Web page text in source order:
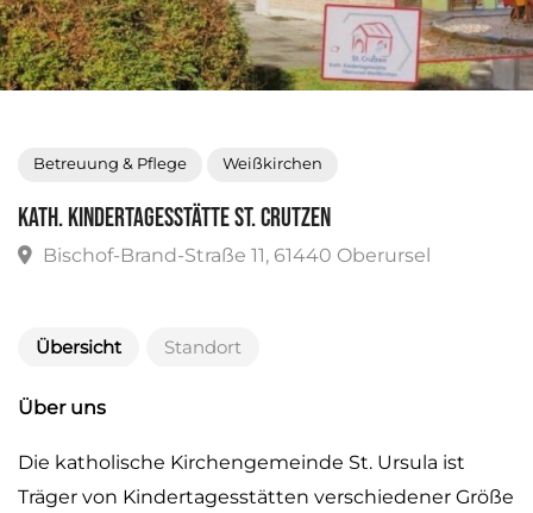
Betreuung & Pflege Weißkirchen
Übersicht Standort
Über uns
Die katholische Kirchengemeinde St. Ursula ist
Träger von Kindertagesstätten verschiedener Größe